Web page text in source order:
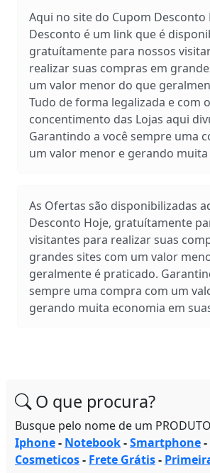
Aqui no site do Cupom Desconto
Desconto é um link que é
gratuítamente para nossos
realizar suas compras em
um valor menor do que
Tudo de forma legalizada e com o
concentimento das Lojas aqui
Garantindo a você sempre uma
um valor menor e gerando
As Ofertas são disponibilizadas
Desconto Hoje, gratuítamente
visitantes para realizar suas
grandes sites com um valor
geralmente é praticado.
sempre uma compra com um
gerando muita economia em
O que procura?
Busque pelo nome de um
Iphone- Notebook-Smartphone-
Cosmeticos- Frete Grátis-